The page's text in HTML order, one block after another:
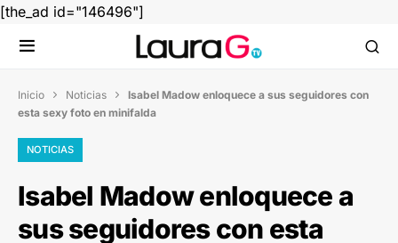
[the_ad id="146496"]
Inicio  Noticias  Isabel Madow enloquece a sus seguidores con
esta sexy foto en minifalda
NOTICIAS
Isabel Madow enloquece a
sus seguidores con esta